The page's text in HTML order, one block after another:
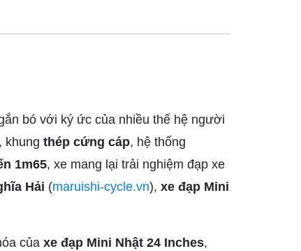
bó với ký ức của nhiều thế hệ người
khung thép cứng cáp, hệ thống
1m65, xe mang lại trải nghiệm đạp xe
Hải (maruishi-cycle.vn), xe đạp Mini
của xe đạp Mini Nhật 24 Inches,